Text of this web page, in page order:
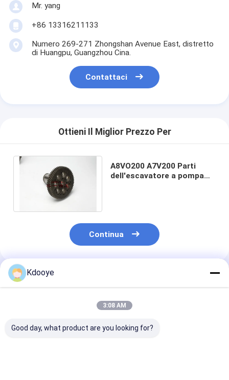
Mr. yang
+86 13316211133
Numero 269-271 Zhongshan Avenue East, distretto
di Huangpu, Guangzhou Cina.
Contattaci
Ottieni Il Miglior Prezzo Per
A8VO200 A7V200 Parti
dell'escavatore a pompa
Continua
Prodotti Raccomandati
Kdooye
3:08 AM
Good day, what product are you looking for?